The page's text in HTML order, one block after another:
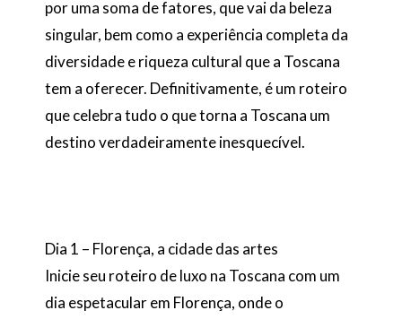
por uma soma de fatores, que vai da beleza
singular, bem como a experiência completa da
diversidade e riqueza cultural que a Toscana
tem a oferecer. Definitivamente, é um roteiro
que celebra tudo o que torna a Toscana um
destino verdadeiramente inesquecível.
Dia 1 – Florença, a cidade das artes
Inicie seu roteiro de luxo na Toscana com um
dia espetacular em Florença, onde o